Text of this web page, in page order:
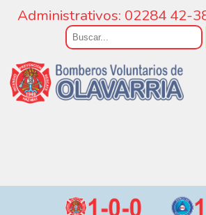
Administrativos: 02284 42-